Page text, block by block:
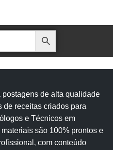
postagens de alta qualidade
de receitas criados para
e Técnicos em
são 100% prontos e
com conteúdo